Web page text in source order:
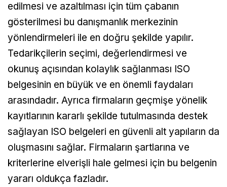
edilmesi ve azaltılması için tüm çabanın
gösterilmesi bu danışmanlık merkezinin
yönlendirmeleri ile en doğru şekilde yapılır.
Tedarikçilerin seçimi, değerlendirmesi ve
okunuş açısından kolaylık sağlanması ISO
belgesinin en büyük ve en önemli faydaları
arasındadır. Ayrıca firmaların geçmişe yönelik
kayıtlarının kararlı şekilde tutulmasında destek
sağlayan ISO belgeleri en güvenli alt yapıların da
oluşmasını sağlar. Firmaların şartlarına ve
kriterlerine elverişli hale gelmesi için bu belgenin
yararı oldukça fazladır.